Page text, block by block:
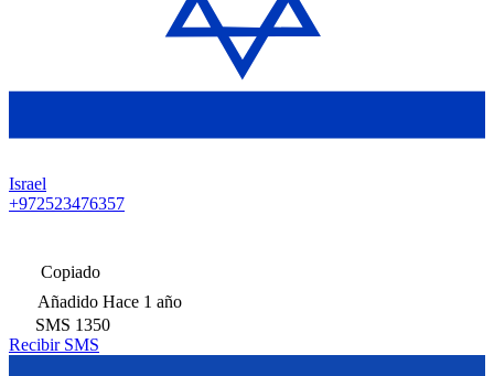
Israel
+972523476357
Copiado
Añadido Hace 1 año
SMS 1350
Recibir SMS